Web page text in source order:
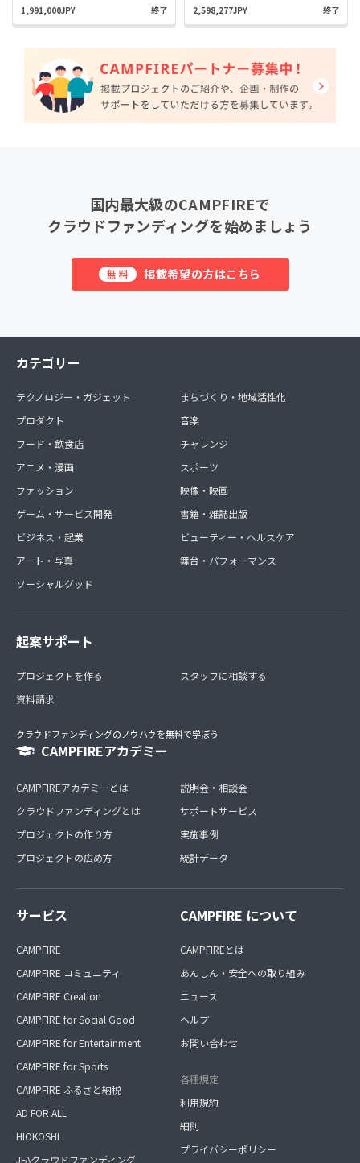
1,991,000JPY 終了 2,598,277JPY 終了
国内最大級のCAMPFIREで
クラウドファンディングを始めましょう
無料 掲載希望の方はこちら
カテゴリー
テクノロジー・ガジェット
プロダクト
フード・飲食店
アニメ・漫画
ファッション
ゲーム・サービス開発
ビジネス・起業
アート・写真
ソーシャルグッド
まちづくり・地域活性化
音楽
チャレンジ
スポーツ
映像・映画
書籍・雑誌出版
ビューティー・ヘルスケア
舞台・パフォーマンス
起案サポート
プロジェクトを作る
資料請求
スタッフに相談する
クラウドファンディングのノウハウを無料で学ぼう
CAMPFIREアカデミー
CAMPFIREアカデミーとは
クラウドファンディングとは
プロジェクトの作り方
プロジェクトの広め方
説明会・相談会
サポートサービス
実施事例
統計データ
サービス
CAMPFIRE
CAMPFIRE コミュニティ
CAMPFIRE Creation
CAMPFIRE for Social Good
CAMPFIRE for Entertainment
CAMPFIRE for Sports
CAMPFIRE ふるさと納税
AD FOR ALL
HIOKOSHI
JFAクラウドファンディング
CAMPFIRE について
CAMPFIREとは
あんしん・安全への取り組み
ニュース
ヘルプ
お問い合わせ
各種規定
利用規約
細則
プライバシーポリシー